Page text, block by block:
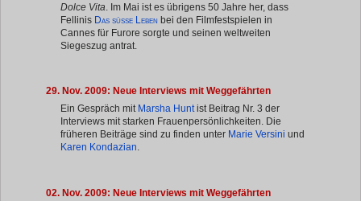
Dolce Vita . Im Mai ist es übrigens 50 Jahre her, dass
Fellinis Das süße Leben bei den Filmfestspielen in
Cannes für Furore sorgte und seinen weltweiten
Siegeszug antrat.
29. Nov. 2009: Neue Interviews mit Weggefährten
Ein Gespräch mit Marsha Hunt ist Beitrag Nr. 3 der
Interviews mit starken Frauenpersönlichkeiten. Die
früheren Beiträge sind zu finden unter Marie Versini und
Karen Kondazian
02. Nov. 2009: Neue Interviews mit Weggefährten